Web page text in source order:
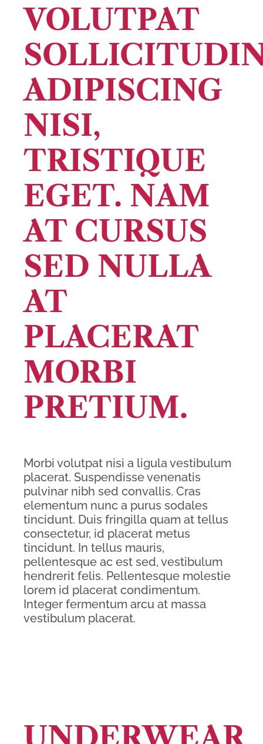
VOLUTPAT
ADIPISCING
NISI,
TRISTIQUE
EGET. NAM
AT CURSUS
SED NULLA
AT
PLACERAT
MORBI
PRETIUM.
Morbi volutpat nisi a ligula vestibulum
placerat. Suspendisse venenatis
pulvinar nibh sed convallis. Cras
elementum nunc a purus sodales
tincidunt. Duis fringilla quam at tellus
consectetur, id placerat metus
tincidunt. In tellus mauris,
pellentesque ac est sed, vestibulum
hendrerit felis. Pellentesque molestie
lorem id placerat condimentum.
Integer fermentum arcu at massa
vestibulum placerat.